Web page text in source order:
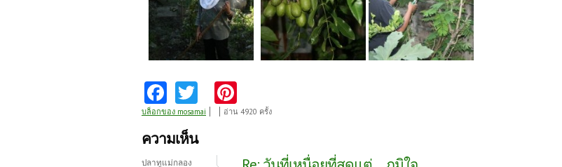
Fa
ce
b
o
w
itt
er
nt
es
บล็อกของ mosamai อ่าน 4920 ครั้ง
ความเห็น
ปลาทูแม่กลอง